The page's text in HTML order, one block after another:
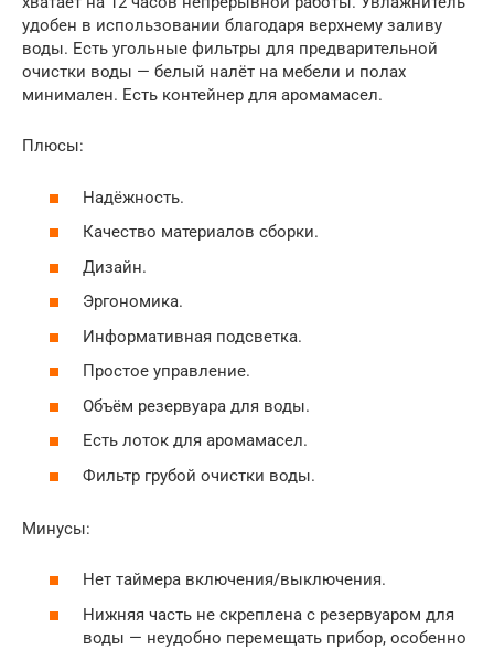
удобен в использовании благодаря верхнему заливу
воды. Есть угольные фильтры для предварительной
очистки воды — белый налёт на мебели и полах
минимален. Есть контейнер для аромамасел.
Плюсы:
Надёжность.
Качество материалов сборки.
Дизайн.
Эргономика.
Информативная подсветка.
Простое управление.
Объём резервуара для воды.
Есть лоток для аромамасел.
Фильтр грубой очистки воды.
Минусы:
Нет таймера включения/выключения.
Нижняя часть не скреплена с резервуаром для
воды — неудобно перемещать прибор, особенно